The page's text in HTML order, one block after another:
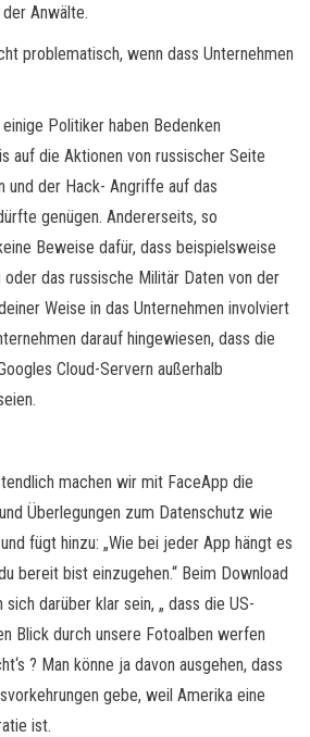
Anwälte.
problematisch, wenn dass Unternehmen
Politiker haben Bedenken
auf die Aktionen von russischer Seite
und der Hack- Angriffe auf das
genügen. Andererseits, so
Beweise dafür, dass beispielsweise
das russische Militär Daten von der
Weise in das Unternehmen involviert
darauf hingewiesen, dass die
Cloud-Servern außerhalb
machen wir mit FaceApp die
Überlegungen zum Datenschutz wie
fügt hinzu: „Wie bei jeder App hängt es
bereit bist einzugehen.“ Beim Download
darüber klar sein, „ dass die US-
Blick durch unsere Fotoalben werfen
? Man könne ja davon ausgehen, dass
gebe, weil Amerika eine
ist.